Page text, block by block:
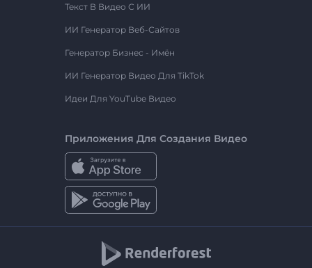
Текст В Видео С ИИ
ИИ Генератор Веб-Сайтов
Генератор Бизнес - Имён
ИИ Генератор Видео Для TikTok
Идеи Для YouTube Видео
Приложения Для Создания Видео